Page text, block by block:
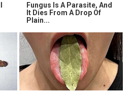
Fungus Is A Parasite, And
It Dies From A Drop Of
Plain...